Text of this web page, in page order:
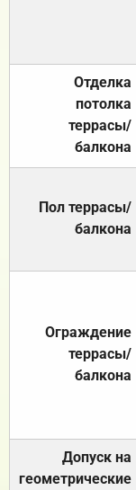
Отделка
потолка
террасы/
балкона
Пол террасы/
балкона
Ограждение
террасы/
балкона
Допуск на
геометрические